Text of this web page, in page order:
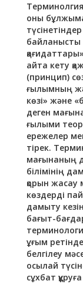
оны
байланысты
айта кету
(принцип)
ғылымның
көзі» және
деген
ғылыми
ережелер
тірек.
мағынаның
білімінің
қорын жасау
көздерді
дамыту
бағыт-
ұғым ретінде
белгілеу
осылай
сұхбат